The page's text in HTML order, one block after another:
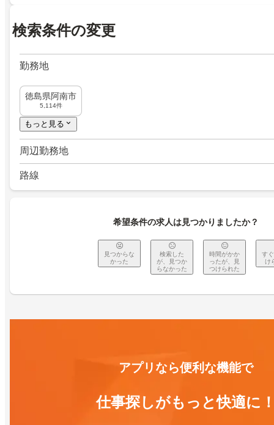
検索条件の変更
勤務地
徳島県阿南市
5,114件
もっと見る
周辺勤務地
路線
希望条件の求人は見つかりましたか？
見つからな
かった
検索した
が、見つか
らなかった
時間がかか
ったが、見
つけられた
す
け
アプリなら便利な機能で
仕事探しがもっと快適に